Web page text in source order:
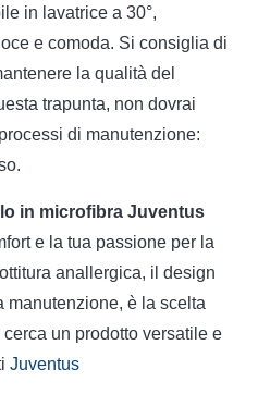
in lavatrice a 30°,
e comoda. Si consiglia di
la qualità del
trapunta, non dovrai
di manutenzione:
in microfibra Juventus
e la tua passione per la
anallergica, il design
manutenzione, è la scelta
un prodotto versatile e
Juventus